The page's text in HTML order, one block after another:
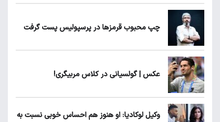
چپ محبوب قرمزها در پرسپولیس پست گرفت
عکس | گولسیانی در کلاس مربیگری!
وکیل لوکادیا: او هنوز هم احساس خوبی نسبت به